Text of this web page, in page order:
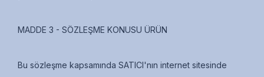
MADDE 3 - SÖZLEŞME KONUSU ÜRÜN
Bu sözleşme kapsamında SATICI'nın internet sitesinde